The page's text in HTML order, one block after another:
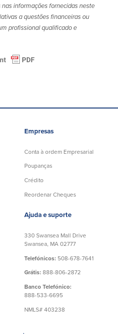
informações fornecidas neste
a questões financeiras ou
profissional qualificado e
Empresas
Conta à ordem Empresarial
Poupanças
Crédito
Reordenar Cheques
Ajuda e suporte
330 Swansea Mall Drive
Swansea, MA 02777
Telefónicos: 508-678-7641
Grátis: 888-806-2872
Banco Telefónico:
888-533-6695
NMLS# 403238